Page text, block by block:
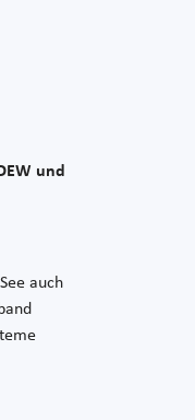
und
auch